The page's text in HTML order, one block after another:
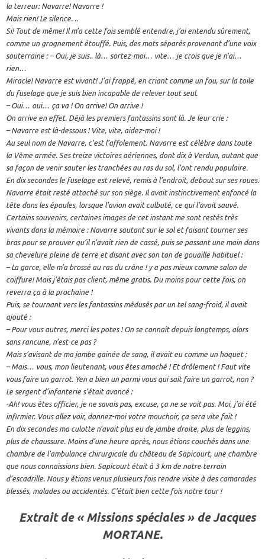
la terreur: Navarre! Navarre !
Mais rien! Le silence. ..
Si! Tout de même! Il m’a cette fois semblé entendre, j’ai entendu sûrement,
comme un grognement étouffé. Puis, des mots séparés provenant d’une voix
souterraine : – Oui, je suis.. là… sortez-moi… vite… je crois que je n’ai…
rien…
Miracle! Navarre est vivant! J’ai frappé, en criant comme un fou, sur la toile
du fuselage que je suis bien incapable de relever tout seul.
– Oui… oui… ça va ! On arrive! On arrive !
On arrive en effet. Déjà les premiers fantassins sont là. Je leur crie :
– Navarre est là-dessous ! Vite, vite, aidez-moi !
Au seul nom de Navarre, c’est l’affolement. Navarre est célèbre dans toute
la Vème armée. Ses treize victoires aériennes, dont dix à Verdun, autant que
sa façon de venir sauter les tranchées au ras du sol, l’ont rendu populaire.
En dix secondes le fuselage est relevé, remis à l’endroit, debout sur ses roues.
Navarre était resté attaché sur son siège. Il avait instinctivement enfoncé la
tête dans les épaules, lorsque l’avion avait culbuté, ce qui l’avait sauvé.
Certains souvenirs, certaines images de cet instant me sont restés très
vivants dans la mémoire : Navarre sautant sur le sol et faisant tourner ses
bras pour se prouver qu’il n’avait rien de cassé, puis se passant une main dans
sa chevelure pleine de terre et disant avec son ton de gouaille habituel :
– La garce, elle m’a brossé au ras du crâne ! y a pas mieux comme salon de
coiffure! Mais j’étais pas client, même gratis. Du moins pour cette fois, on
reverra ça à la prochaine !
Puis, se tournant vers les fantassins médusés par un tel sang-froid, il avait
ajouté :
– Pour vous autres, merci les potes ! On se connaît depuis longtemps, alors
sans rancune, n’est-ce pas ?
Mais s’avisant de ma jambe gainée de sang, il avait eu comme un hoquet :
– Mais… vous, mon lieutenant, vous êtes amoché ! Et drôlement ! Faut vite
vous faire un garrot. Yen a bien un parmi vous qui sait faire un garrot, non ?
Le sergent d’infanterie s’était avancé :
-Ah! vous êtes officier, je ne savais pas, excuse, ça ne se voit pas. Moi, j’ai été
infirmier. Vous allez voir, donnez-moi votre mouchoir, ça sera vite fait !
En dix secondes ma culotte n’avait plus eu de jambe droite, plus de leggins,
plus de chaussure. Moins d’une heure après, nous étions couchés dans une
chambre de l’ambulance chirurgicale du château de Sapicourt, une chambre
que nous connaissions bien. Sapicourt était à 3 km de notre terrain
d’escadrille. Nous y étions venus plusieurs fois rendre visite à des camarades
blessés, malades ou accidentés. C’était bien cette fois notre tour !
Extrait de « Missions spéciales » de Jacques
MORTANE.